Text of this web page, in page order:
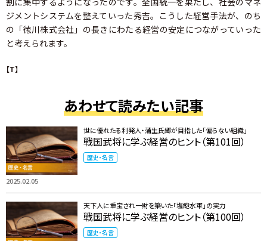
ジメントシステムを整えていった秀吉。こうした経営手法が、のち
の「徳川株式会社」の長きにわたる経営の安定につながっていった
と考えられます。
【T】
あわせて読みたい記事
2025.02.05
世に優れたる利発人・蒲生氏郷が目指した「偏らない組織」
戦国武将に学ぶ経営のヒント（第101回）
歴史・名言
天下人に重宝され一財を築いた「塩飽水軍」の実力
戦国武将に学ぶ経営のヒント（第100回）
歴史・名言